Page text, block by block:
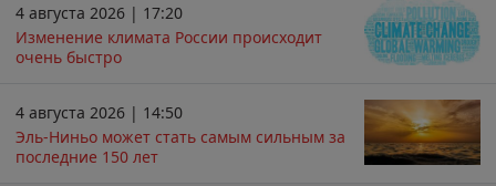
4 августа 2026 | 17:20
Изменение климата России происходит
очень быстро
4 августа 2026 | 14:50
Эль-Ниньо может стать самым сильным за
последние 150 лет